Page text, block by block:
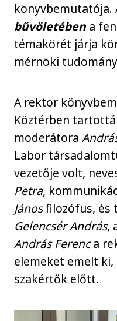
könyvbemutatója.
bűvöletében a
témakörét járja
mérnöki
A rektor
Köztérben
moderátora
Labor
vezetője volt,
Petra,
Jánosfilozófus, és
Gelencsér András,
András Ferenca
elemeket emelt
szakértők előtt.